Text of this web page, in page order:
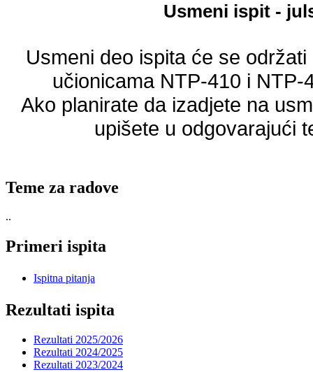
Usmeni ispit -
Usmeni deo ispita će se
učionicama NTP-410 i NTP-
Ako planirate da izadjete na
upišete u odgovarajući
Teme za radove
..
Primeri ispita
Ispitna pitanja
Rezultati ispita
Rezultati 2025/2026
Rezultati 2024/2025
Rezultati 2023/2024